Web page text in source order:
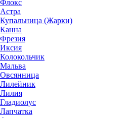
Флокс
Астра
Купальница (Жарки)
Канна
Фрезия
Иксия
Колокольчик
Мальва
Овсянница
Лилейник
Лилия
Гладиолус
Лапчатка